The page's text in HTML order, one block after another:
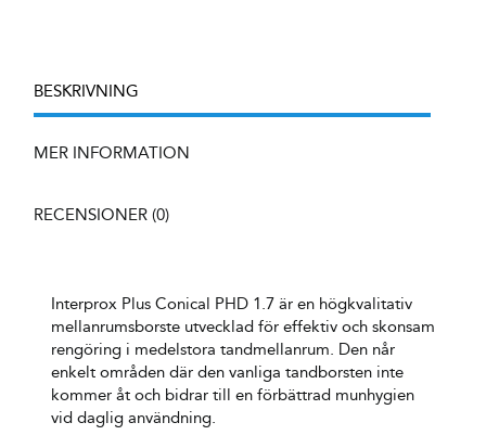
BESKRIVNING
MER INFORMATION
RECENSIONER (0)
Interprox Plus Conical PHD 1.7 är en högkvalitativ
mellanrumsborste utvecklad för effektiv och skonsam
rengöring i medelstora tandmellanrum. Den når
enkelt områden där den vanliga tandborsten inte
kommer åt och bidrar till en förbättrad munhygien
vid daglig användning.